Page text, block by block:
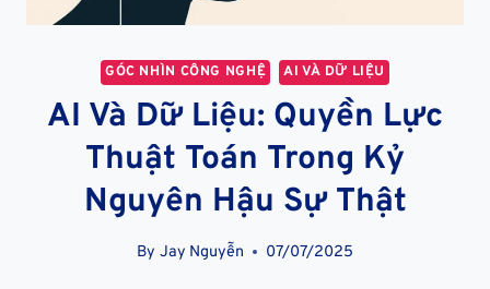
GÓC NHÌN CÔNG NGHỆ AI VÀ DỮ LIỆU
AI Và Dữ Liệu: Quyền Lực
Thuật Toán Trong Kỷ
Nguyên Hậu Sự Thật
By Jay Nguyễn 07/07/2025